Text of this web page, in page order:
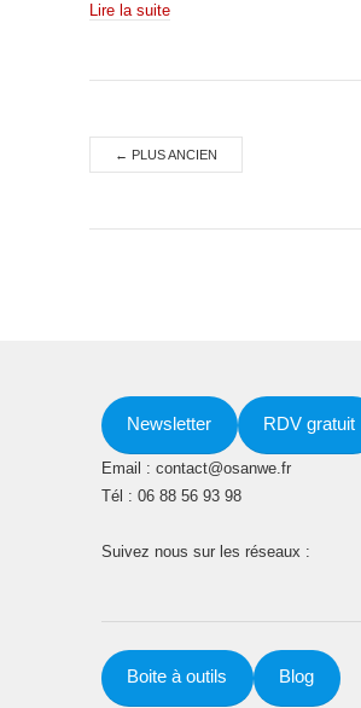
Lire la suite
← PLUS ANCIEN
Newsletter RDV gratuit
Email : contact@osanwe.fr
Tél : 06 88 56 93 98
Suivez nous sur les réseaux :
Boite à outils Blog